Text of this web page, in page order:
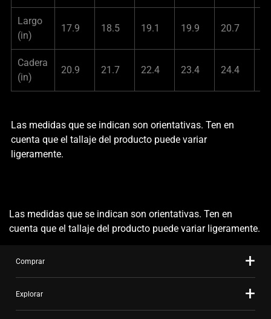
Largo
(in)
17.9 18.5 19.1 19.9 20.7
Cadera
(in)
20.9 21.7 22.4 23.4 24.4
Las medidas que se indican son orientativas. Ten en
cuenta que el tallaje del producto puede variar
ligeramente.
Las medidas que se indican son orientativas. Ten en
cuenta que el tallaje del producto puede variar ligeramente.
Comprar
Explorar